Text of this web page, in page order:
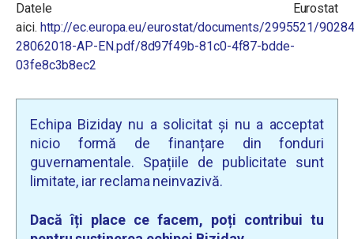
Datele Eurostat
aici. http://ec.europa.eu/eurostat/documents/2995521/
28062018-AP-EN.pdf/8d97f49b-81c0-4f87-bdde-
03fe8c3b8ec2
Echipa Biziday nu a solicitat și nu a acceptat
nicio formă de finanțare din fonduri
guvernamentale. Spațiile de publicitate sunt
limitate, iar reclama neinvazivă.
Dacă îți place ce facem, poți contribui tu